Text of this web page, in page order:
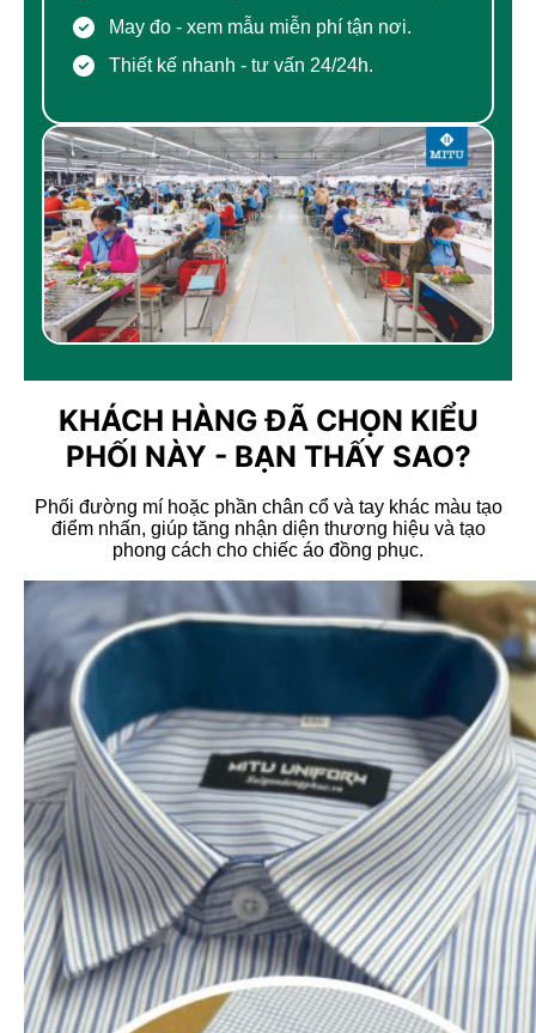
CHÍNH SÁCH VẬN CHUYỂN
Hàng được đóng thùng + Bọc màng co chắc chắn.
May đo - xem mẫu miễn phí tận nơi.
Thiết kế nhanh - tư vấn 24/24h.
KHÁCH HÀNG ĐÃ CHỌN KIỂU
PHỐI NÀY - BẠN THẤY SAO?
Phối đường mí hoặc phần chân cổ và tay khác màu tạo
điểm nhấn, giúp tăng nhận diện thương hiệu và tạo
phong cách cho chiếc áo đồng phục.